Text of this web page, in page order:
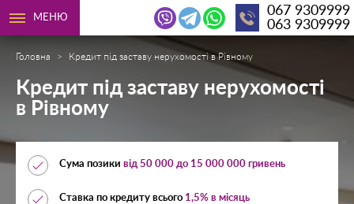
МЕНЮ
067 9309999
063 9309999
Головна Кредит під заставу нерухомості в Рівному
Кредит під заставу нерухомості
в Рівному
Сума позики від 50 000 до 15 000 000 гривень
Ставка по кредиту всього 1,5% в місяць